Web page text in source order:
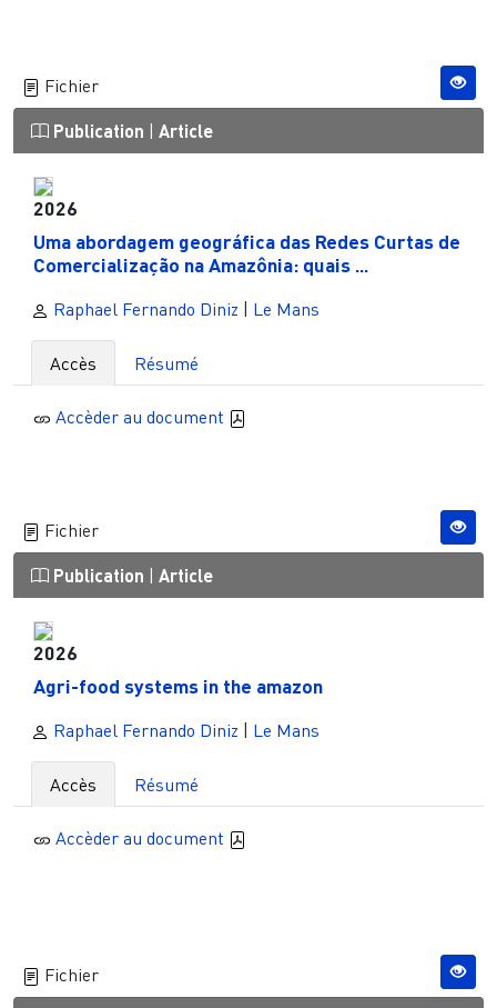
Fichier
Publication Article
2026
Uma abordagem geográfica das Redes Curtas de
Comercialização na Amazônia: quais ...
Raphael Fernando Diniz Le Mans
Accès Résumé
Accèder au document
Fichier
Publication Article
2026
Agri-food systems in the amazon
Raphael Fernando Diniz Le Mans
Accès Résumé
Accèder au document
Fichier